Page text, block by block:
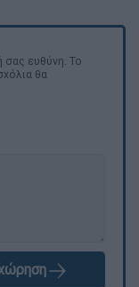
σας ευθύνη. Το
θα